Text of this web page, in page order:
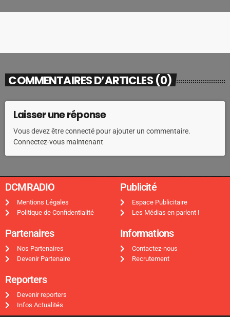
COMMENTAIRES D’ARTICLES (0)
Laisser une réponse
Vous devez être connecté pour ajouter un commentaire.
Connectez-vous maintenant
DCMRADIO​
Mentions Légales
Politique de Confidentialité
Publicité ​
Espace Publicitaire
Les Médias en parlent !
Partenaires
Nos Partenaires
Devenir Partenaire
Informations
Contactez-nous
Recrutement
Reporters
Devenir reporters
Infos Actualités